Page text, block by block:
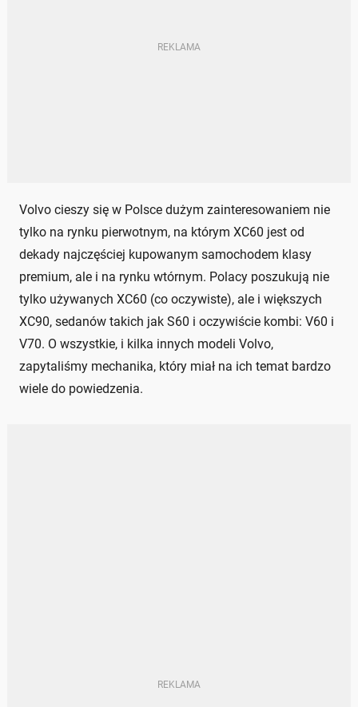
Volvo cieszy się w Polsce dużym zainteresowaniem nie
tylko na rynku pierwotnym, na którym XC60 jest od
dekady najczęściej kupowanym samochodem klasy
premium, ale i na rynku wtórnym. Polacy poszukują nie
tylko używanych XC60 (co oczywiste), ale i większych
XC90, sedanów takich jak S60 i oczywiście kombi: V60 i
V70. O wszystkie, i kilka innych modeli Volvo,
zapytaliśmy mechanika, który miał na ich temat bardzo
wiele do powiedzenia.